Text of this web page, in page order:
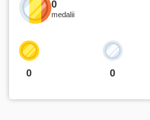
0
medalii
0 0